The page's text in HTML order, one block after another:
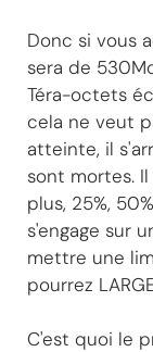
Donc si vous
sera de
Téra-octets
cela ne veut
atteinte, il
sont mortes.
plus, 25%,
s'engage sur
mettre une
pourrez
C'est quoi le